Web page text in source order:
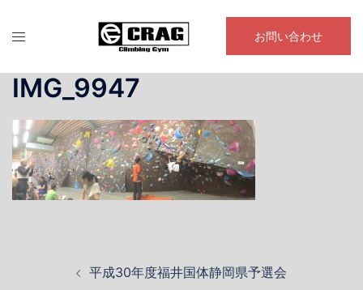
ン
お問い合わせ
IMG_9947
平成30年度福井国体静岡県予選会